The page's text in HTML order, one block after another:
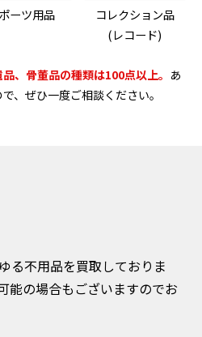
ーツ用品
コレクション品
(レコード)
、骨董品の種類は100点以上。 あ
、ぜひ一度ご相談ください。
る不用品を買取しておりま
能の場合もございますのでお